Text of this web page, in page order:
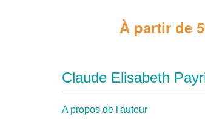
À partir de
Claude Elisabeth
A propos de l'auteur